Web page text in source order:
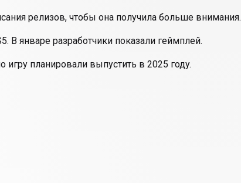
релизов, чтобы она получила больше внимания.
В январе разработчики показали геймплей.
планировали выпустить в 2025 году.